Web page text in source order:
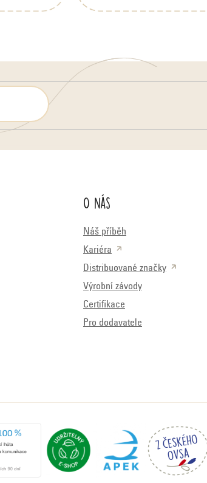
O nás
Náš příběh
Kariéra
Distribuované značky
Výrobní závody
Certifikace
Pro dodavatele